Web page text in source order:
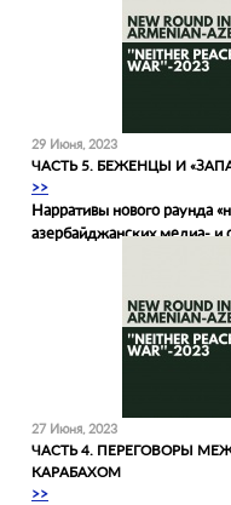
29 Июня, 2023
ЧАСТЬ 5. БЕЖЕНЦЫ И
>>
Нарративы нового раунда
азербайджанских медиа- и
27 Июня, 2023
ЧАСТЬ 4. ПЕРЕГОВОРЫ
КАРАБАХОМ
>>